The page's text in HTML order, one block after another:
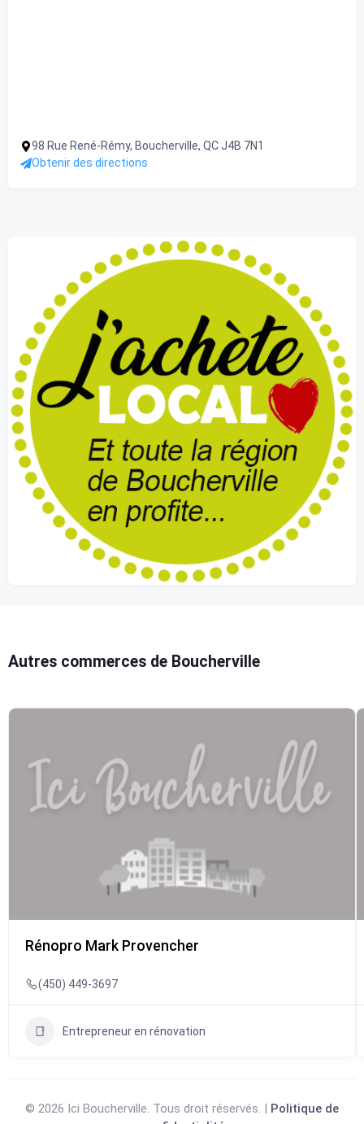
98 Rue René-Rémy, Boucherville, QC J4B 7N1
Obtenir des directions
Autres commerces de Boucherville
Rénopro Mark Provencher
(450) 449-3697
Entrepreneur en rénovation
© 2026 Ici Boucherville. Tous droit réservés. | Politique de